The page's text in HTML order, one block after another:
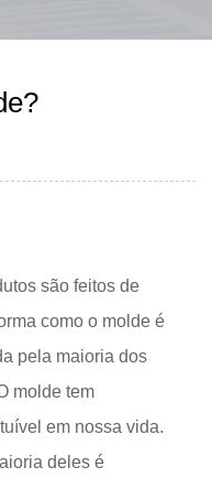
são feitos de
como o molde é
pela maioria dos
molde tem
em nossa vida.
deles é